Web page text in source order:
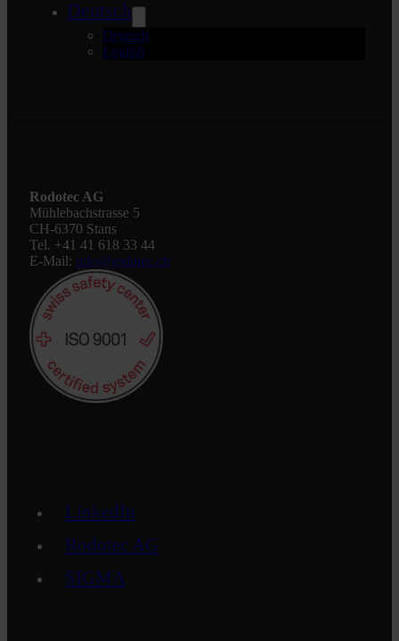
Deutsch
Deutsch
English
Rodotec AG
Mühlebachstrasse 5
CH-6370 Stans
Tel. +41 41 618 33 44
E-Mail: info@rodotec.ch
LinkedIn
Rodotec AG
SIGMA